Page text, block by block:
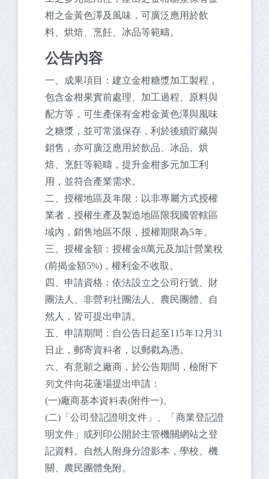
柑之金黃色澤及風味，可廣泛應用於飲
料、烘焙、烹飪、冰品等範疇。
公告內容
一、成果項目：建立金柑糖漿加工製程，
包含金柑果實前處理、加工過程、原料與
配方等，可生產保有金柑金黃色澤與風味
之糖漿，並可常溫保存，利於後續貯藏與
銷售，亦可廣泛應用於飲品、冰品、烘
焙、烹飪等範疇，提升金柑多元加工利
用，並符合產業需求。
二、授權地區及年限：以非專屬方式授權
業者，授權生產及製造地區限我國管轄區
域內，銷售地區不限，授權期限為5年。
三、授權金額：授權金8萬元及加計營業稅
(前揭金額5%)，權利金不收取。
四、申請資格：依法設立之公司行號、財
團法人、非營利社團法人、農民團體、自
然人，皆可提出申請。
五、申請期間：自公告日起至115年12月31
日止，郵寄資料者，以郵戳為憑。
六、有意願之廠商，於公告期間，檢附下
列文件向花蓮場提出申請：
(一)廠商基本資料表(附件一)。
(二)「公司登記證明文件」、「商業登記證
明文件」或列印公開於主管機關網站之登
記資料。自然人附身分證影本，學校、機
關、農民團體免附。